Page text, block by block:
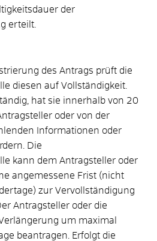
der
erteilt.
des Antrags prüft die
diesen auf Vollständigkeit.
hat sie innerhalb von 20
oder von der
Informationen oder
Die
kann dem Antragsteller oder
angemessene Frist (nicht
zur Vervollständigung
Antragsteller oder die
um maximal
beantragen. Erfolgt die